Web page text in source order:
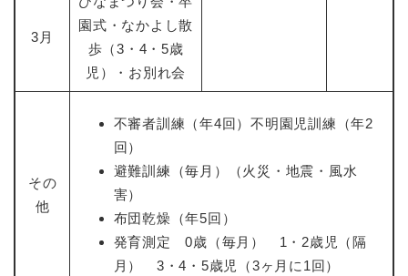
3月
園式・なかよし散
歩（3・4・5歳
児）・お別れ会
その
他
不審者訓練（年4回）不明園児訓練（年2
回）
避難訓練（毎月）（火災・地震・風水
害）
布団乾燥（年5回）
発育測定 0歳（毎月） 1・2歳児（隔
月） 3・4・5歳児（3ヶ月に1回）